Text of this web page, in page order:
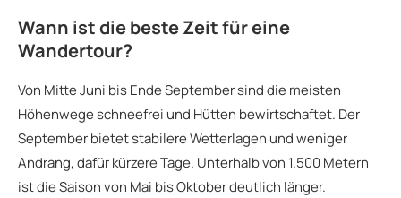
Wann ist die beste Zeit für eine
Wandertour?
Von Mitte Juni bis Ende September sind die meisten
Höhenwege schneefrei und Hütten bewirtschaftet. Der
September bietet stabilere Wetterlagen und weniger
Andrang, dafür kürzere Tage. Unterhalb von 1.500 Metern
ist die Saison von Mai bis Oktober deutlich länger.